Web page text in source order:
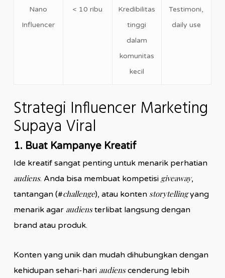
Nano
Influencer
< 10 ribu
Kredibilitas
tinggi
dalam
komunitas
kecil
Testimoni,
daily use
Strategi Influencer Marketing
Supaya Viral
1. Buat Kampanye Kreatif
Ide kreatif sangat penting untuk menarik perhatian
audiens. Anda bisa membuat kompetisi giveaway,
tantangan (#challenge), atau konten storytellingyang
menarik agar audiensterlibat langsung dengan
brand atau produk.
Konten yang unik dan mudah dihubungkan dengan
kehidupan sehari-hari audienscenderung lebih